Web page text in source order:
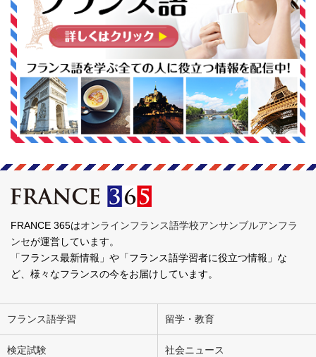
FRANCE 365はオンラインフランス語学校アンサンブルアンフラ
ンセが運営しています。
「フランス最新情報」や「フランス語学習者に役立つ情報」な
ど、様々なフランスの今をお届けしています。
フランス語学習 留学・教育
検定試験 社会ニュース